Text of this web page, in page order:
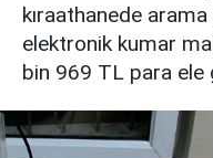
kıraathanede
elektronik kumar
bin 969 TL para ele